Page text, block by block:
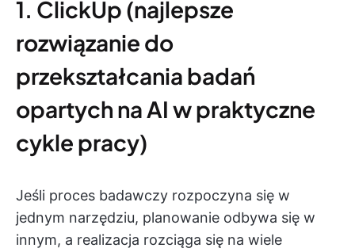
1. ClickUp (najlepsze
rozwiązanie do
przekształcania badań
opartych na AI w praktyczne
cykle pracy)
Jeśli proces badawczy rozpoczyna się w
jednym narzędziu, planowanie odbywa się w
innym, a realizacja rozciąga się na wiele